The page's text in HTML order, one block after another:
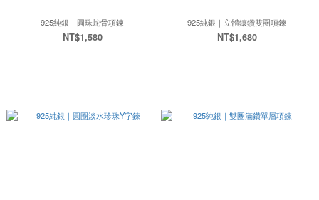
925純銀｜圓珠蛇骨項鍊
NT$1,580
925純銀｜立體鑲鑽雙圈項鍊
NT$1,680